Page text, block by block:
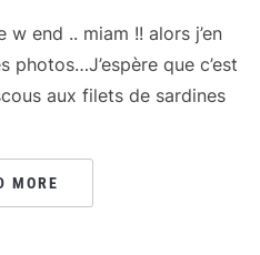
w end .. miam !! alors j’en
que c’est
aux filets de sardines
MORE